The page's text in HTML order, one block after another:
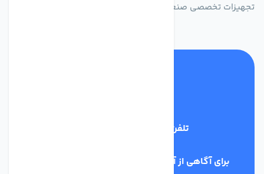
تجهیزات تخصصی صنعتی ایران
تلفن پشتیبانی
برای آگاهی از آخرین اخبار در خبرنامه ما عضو شوید